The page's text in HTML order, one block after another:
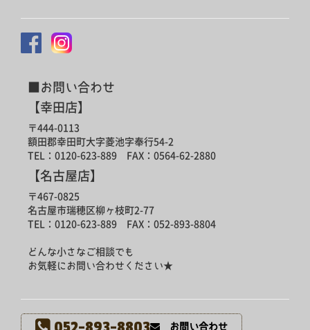
■お問い合わせ
【幸田店】
〒444-0113
額田郡幸田町大字菱池字奉行54-2
TEL：0120-623-889 FAX：0564-62-2880
【名古屋店】
〒467-0825
名古屋市瑞穂区柳ヶ枝町2-77
TEL：0120-623-889 FAX：052-893-8804
どんな小さなご相談でも
お気軽にお問い合わせください★
お問い合わせ